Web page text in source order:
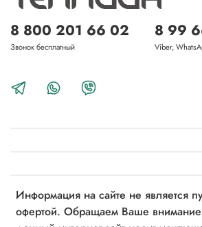
Информация на сайте не является
офертой. Обращаем Ваше внимание
8 800 201 66 02
Звонок бесплатный
8 99
Viber,